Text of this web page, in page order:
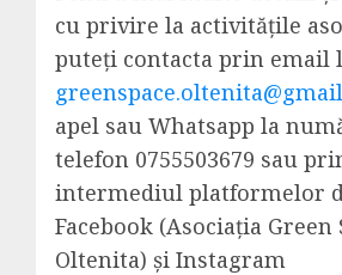
cu privire la activitățile
puteți contacta prin email
apel sau Whatsapp la
telefon 0755503679 sau
intermediul platformelor
Facebook (Asociaţia Green
Oltenita) şi Instagram